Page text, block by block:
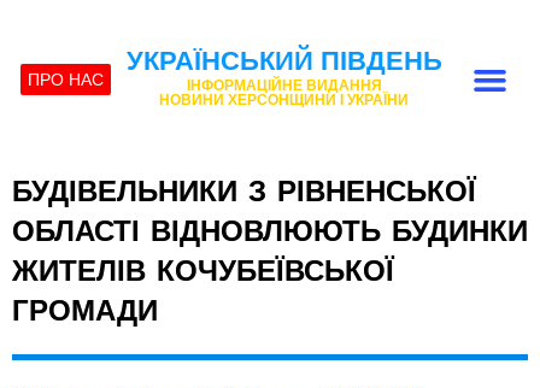
ПРО НАС
УКРАЇНСЬКИЙ ПІВДЕНЬ
ІНФОРМАЦІЙНЕ ВИДАННЯ
НОВИНИ ХЕРСОНЩИНИ І УКРАЇНИ
БУДІВЕЛЬНИКИ З РІВНЕНСЬКОЇ
ОБЛАСТІ ВІДНОВЛЮЮТЬ БУДИНКИ
ЖИТЕЛІВ КОЧУБЕЇВСЬКОЇ
ГРОМАДИ